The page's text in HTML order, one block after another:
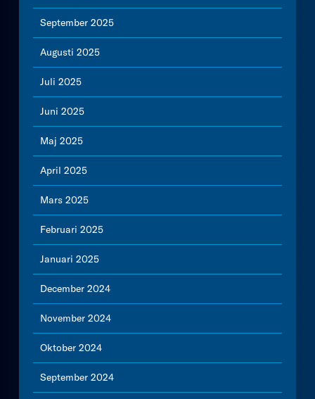
September 2025
Augusti 2025
Juli 2025
Juni 2025
Maj 2025
April 2025
Mars 2025
Februari 2025
Januari 2025
December 2024
November 2024
Oktober 2024
September 2024